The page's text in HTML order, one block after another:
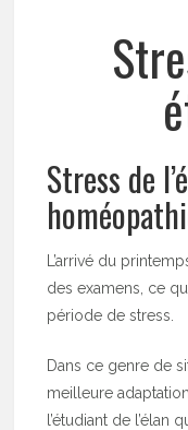
Stress de
L’arrivé du
des examens, ce
période de stress.
Dans ce genre de
meilleure
l’étudiant de l’élan